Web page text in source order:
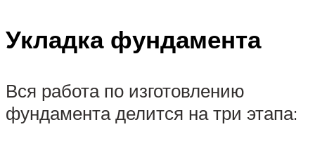
Укладка фундамента
Вся работа по изготовлению
фундамента делится на три этапа: